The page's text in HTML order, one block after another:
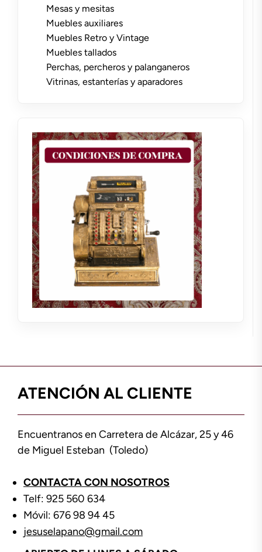
Mesas y mesitas
Muebles auxiliares
Muebles Retro y Vintage
Muebles tallados
Perchas, percheros y palanganeros
Vitrinas, estanterías y aparadores
ATENCIÓN AL CLIENTE
Encuentranos en Carretera de Alcázar, 25 y 46
de Miguel Esteban (Toledo)
CONTACTA CON NOSOTROS
Telf: 925 560 634
Móvil: 676 98 94 45
jesuselapano@gmail.com